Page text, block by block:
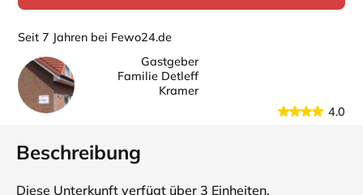
Seit 7 Jahren bei Fewo24.de
Gastgeber
Familie Detleff
Kramer
4.0
Beschreibung
Diese Unterkunft verfügt über 3 Einheiten.